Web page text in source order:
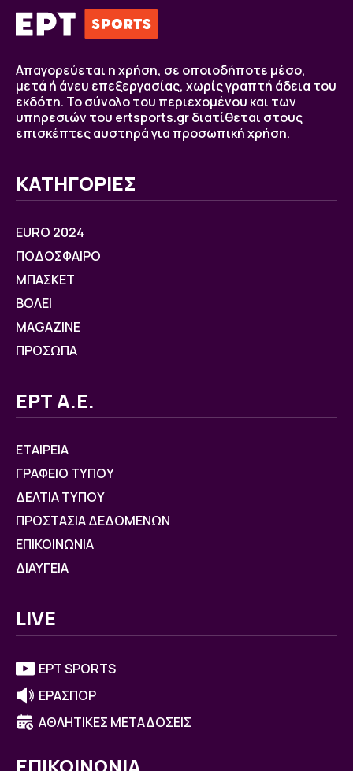
Απαγορεύεται η χρήση, σε οποιοδήποτε μέσο,
μετά ή άνευ επεξεργασίας, χωρίς γραπτή άδεια του
εκδότη. Το σύνολο του περιεχομένου και των
υπηρεσιών του ertsports.gr διατίθεται στους
επισκέπτες αυστηρά για προσωπική χρήση.
ΚΑΤΗΓΟΡΙΕΣ
EURO 2024
ΠΟΔΟΣΦΑΙΡΟ
ΜΠΑΣΚΕΤ
ΒOΛΕΙ
MAGAZINE
ΠΡΟΣΩΠΑ
ΕΡΤ Α.Ε.
ΕΤΑΙΡΕΙΑ
ΓΡΑΦΕΙΟ ΤΥΠΟΥ
ΔΕΛΤΙΑ ΤΥΠΟΥ
ΠΡΟΣΤΑΣΙΑ ΔΕΔΟΜΕΝΩΝ
ΕΠΙΚΟΙΝΩΝΙΑ
ΔΙΑΥΓΕΙΑ
LIVE
ΕΡΤ SPORTS
ΕΡΑΣΠΟΡ
ΑΘΛΗΤΙΚΕΣ ΜΕΤΑΔΟΣΕΙΣ
ΕΠΙΚΟΙΝΩΝΙΑ